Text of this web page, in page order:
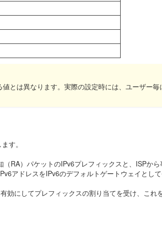
とは異なります。実際の設定時には、ユーザー
す。
RA）パケットのIPv6プレフィックスと、ISPか
アドレスをIPv6のデフォルトゲートウェイとして
にしてプレフィックスの割り当てを受け、これ